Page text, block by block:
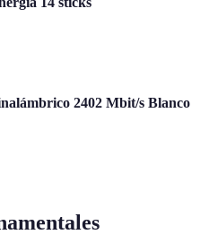
2402 Mbit/s Blanco